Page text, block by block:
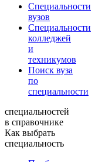
Специальности
вузов
Специальности
колледжей
и
техникумов
Поиск вуза
по
специальности
специальностей
в справочнике
Как выбрать
специальность